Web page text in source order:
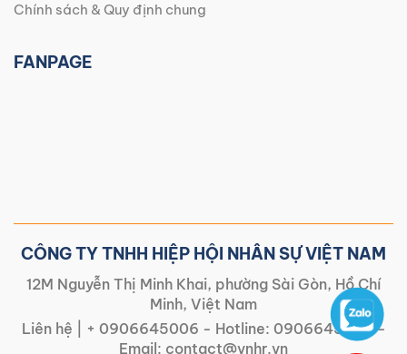
Chính sách & Quy định chung
FANPAGE
CÔNG TY TNHH HIỆP HỘI NHÂN SỰ VIỆT NAM
12M Nguyễn Thị Minh Khai, phường Sài Gòn, Hồ Chí
Minh, Việt Nam
Liên hệ |
+ 0906645006 - Hotline: 0906645006-
Email: contact@vnhr.vn